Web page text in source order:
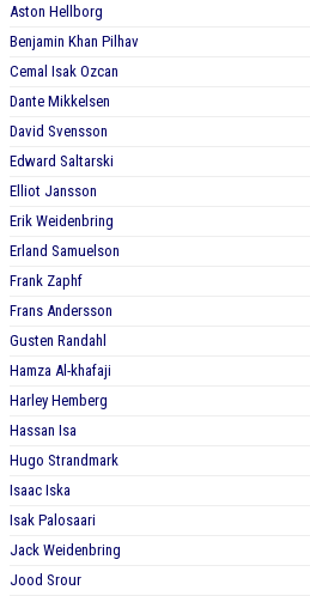
Aston Hellborg
Benjamin Khan Pilhav
Cemal Isak Ozcan
Dante Mikkelsen
David Svensson
Edward Saltarski
Elliot Jansson
Erik Weidenbring
Erland Samuelson
Frank Zaphf
Frans Andersson
Gusten Randahl
Hamza Al-khafaji
Harley Hemberg
Hassan Isa
Hugo Strandmark
Isaac Iska
Isak Palosaari
Jack Weidenbring
Jood Srour